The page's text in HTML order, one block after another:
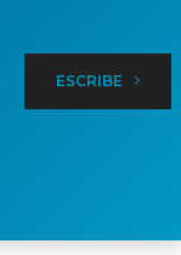
ESCRIBE